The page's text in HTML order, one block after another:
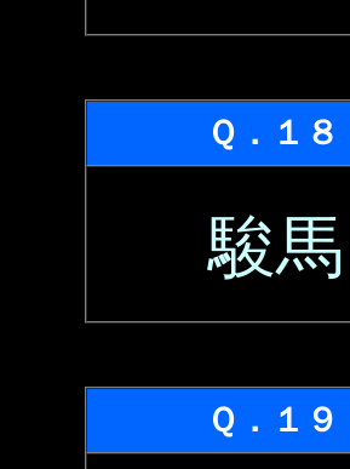
Ｑ．１８
駿馬
Ｑ．１９